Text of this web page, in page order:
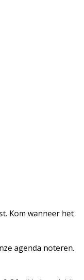
Kom wanneer het
agenda noteren.